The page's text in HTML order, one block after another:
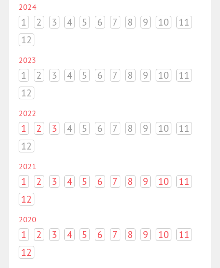
2024
1 2 3 4 5 6 7 8 9 10
11
12
2023
1 2 3 4 5 6 7 8 9 10
11
12
2022
1 2 3 4 5 6 7 8 9 10
11
12
2021
1 2 3 4 5 6 7 8 9 10
11
12
2020
1 2 3 4 5 6 7 8 9 10
11
12